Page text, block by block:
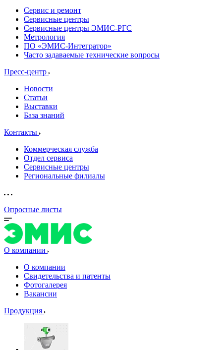
Сервис и ремонт
Сервисные центры
Сервисные центры ЭМИС-РГС
Метрология
ПО «ЭМИС-Интегратор»
Часто задаваемые технические вопросы
Пресс-центр
Новости
Статьи
Выставки
База знаний
Контакты
Коммерческая служба
Отдел сервиса
Сервисные центры
Региональные филиалы
Опросные листы
О компании
О компании
Свидетельства и патенты
Фотогалерея
Вакансии
Продукция